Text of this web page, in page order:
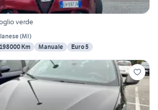
verde
(MI)
198000 Km Manuale Euro 5